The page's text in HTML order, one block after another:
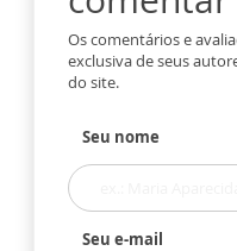
Os comentários e
exclusiva de seus
do site.
Seu nome
Seu e-mail